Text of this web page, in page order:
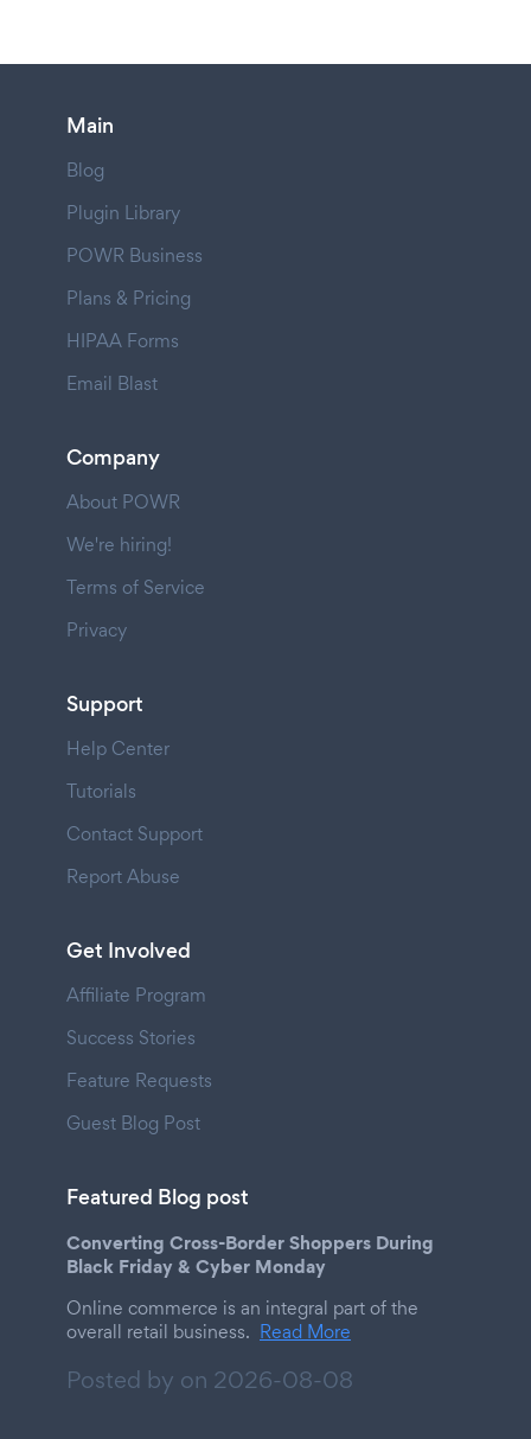
Main
Blog
Plugin Library
POWR Business
Plans & Pricing
HIPAA Forms
Email Blast
Company
About POWR
We're hiring!
Terms of Service
Privacy
Support
Help Center
Tutorials
Contact Support
Report Abuse
Get Involved
Affiliate Program
Success Stories
Feature Requests
Guest Blog Post
Featured Blog post
Converting Cross-Border Shoppers During
Black Friday & Cyber Monday
Online commerce is an integral part of the
overall retail business. Read More
Posted by on 2026-08-08